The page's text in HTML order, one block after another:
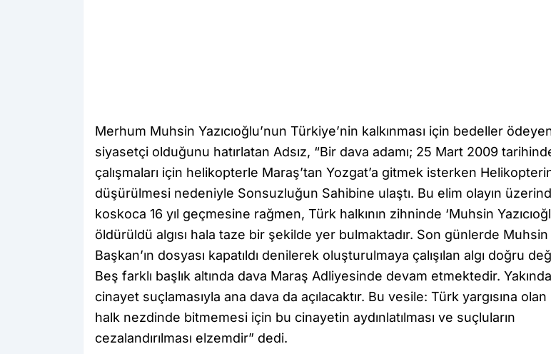
Merhum Muhsin Yazıcıoğlu’nun Türkiye’nin kalkınması için bedeller
siyasetçi olduğunu hatırlatan Adsız, “Bir dava adamı; 25 Mart 2009
çalışmaları için helikopterle Maraş’tan Yozgat’a gitmek isterken
düşürülmesi nedeniyle Sonsuzluğun Sahibine ulaştı. Bu elim olayın
koskoca 16 yıl geçmesine rağmen, Türk halkının zihninde ‘Muhsin
öldürüldü algısı hala taze bir şekilde yer bulmaktadır. Son günlerde Muhsin
Başkan’ın dosyası kapatıldı denilerek oluşturulmaya çalışılan algı doğru
Beş farklı başlık altında dava Maraş Adliyesinde devam etmektedir.
cinayet suçlamasıyla ana dava da açılacaktır. Bu vesile: Türk yargısına
halk nezdinde bitmemesi için bu cinayetin aydınlatılması ve suçluların
cezalandırılması elzemdir” dedi.